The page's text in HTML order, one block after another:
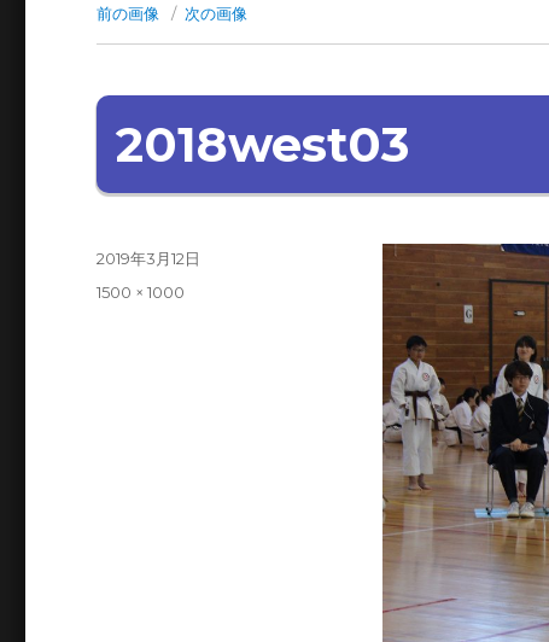
前の画像 次の画像
2018west03
投
2019年3月12日
フ
1500 × 1000